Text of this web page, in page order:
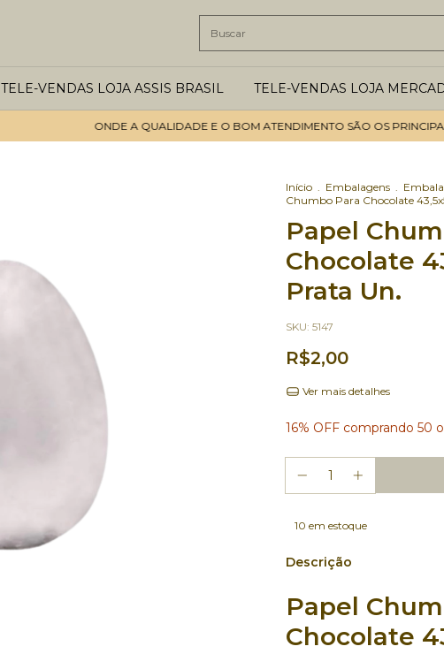
TELE-VENDAS LOJA ASSIS BRASIL TELE-VENDAS LOJA
ONDE A QUALIDADE E O BOM ATENDIMENTO SÃO OS PRINCIPAIS
Início . Embalagens .
Chumbo Para Chocolate
Papel
Chocolate
Prata Un.
SKU: 5147
R$2,00
Ver mais detalhes
16% OFF comprando 50
10 em estoque
Descrição
Papel
Chocolate